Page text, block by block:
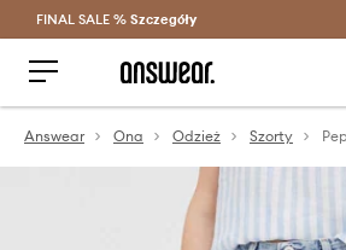
Oszczędzaj z Answear Club >
FINAL SALE % Szczegóły
Answear Ona Odzież Szorty